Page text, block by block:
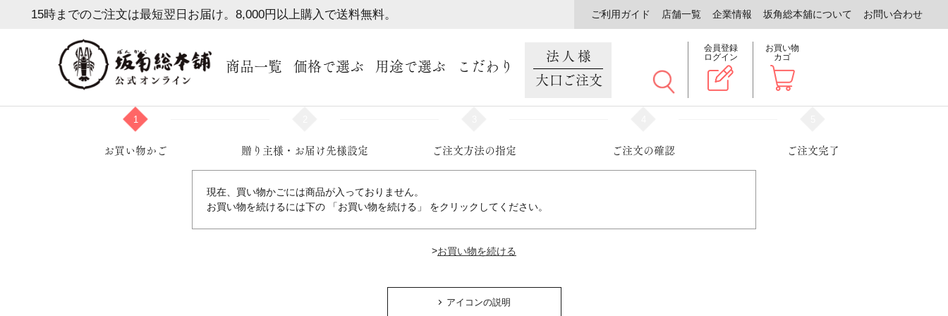
15時までのご注文は最短翌日お届け。8,000円以上購入で送料無料。 ご利用ガイド 店舗一覧 企業情報 坂角総本舖について お問い合わせ
商品一覧 価格で選ぶ 用途で選ぶ こだわり
法人様
大口ご注文
会員登録
ログイン
お買い物
カゴ
1
お買い物かご 贈り主様・お届け先様設定 ご注文方法の指定 ご注文の確認 ご注文完了
現在、買い物かごには商品が入っておりません。
お買い物を続けるには下の 「お買い物を続ける」 をクリックしてください。
>
アイコンの説明